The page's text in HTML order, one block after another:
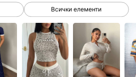
Всички елементи